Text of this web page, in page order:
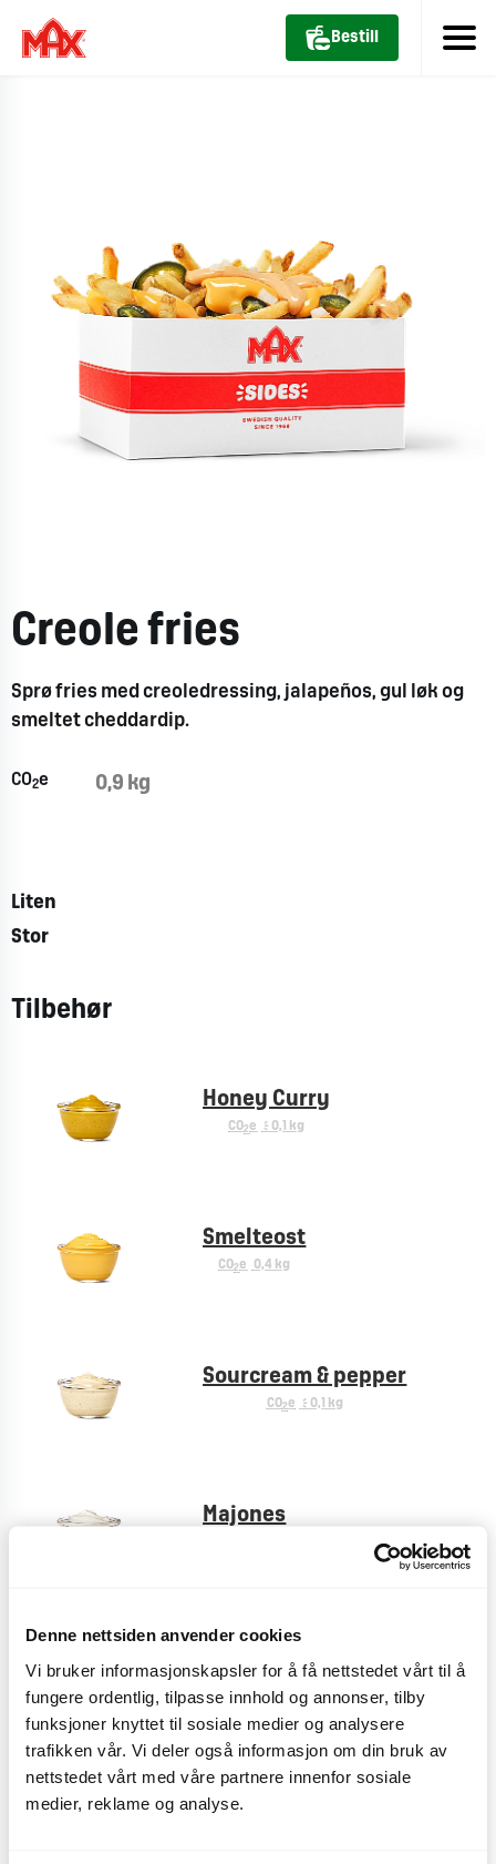
Denne nettsiden anvender cookies
Vi bruker informasjonskapsler for å få nettstedet vårt til å
fungere ordentlig, tilpasse innhold og annonser, tilby
funksjoner knyttet til sosiale medier og analysere
trafikken vår. Vi deler også informasjon om din bruk av
nettstedet vårt med våre partnere innenfor sosiale
medier, reklame og analyse.
Bestill
Creole fries
Sprø fries med creoledressing, jalapeños, gul løk og
smeltet cheddardip.
CO2e 0,9 kg
Liten
Stor
Tilbehør
Honey Curry
CO2e < 0,1 kg
Smelteost
CO2e 0,4 kg
Sourcream & pepper
CO2e < 0,1 kg
Majones
CO e < 0,1 kg
Original-dressing